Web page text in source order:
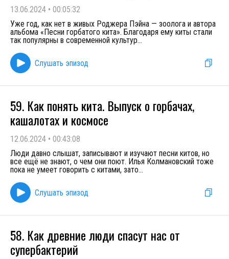
13.06.2024 • 00:05:32
Уже год, как нет в живых Роджера Пэйна — зоолога и автора
альбома «Песни горбатого кита». Благодаря ему киты стали
так популярны в современной культур...
Слушать эпизод
59. Как понять кита. Выпуск о горбачах,
кашалотах и космосе
12.06.2024 • 00:43:08
Люди давно слышат, записывают и изучают песни китов, но
все ещё не знают, о чем они поют. Илья Колмановский тоже
пока не умеет говорить с китами, зато...
Слушать эпизод
58. Как древние люди спасут нас от
супербактерий